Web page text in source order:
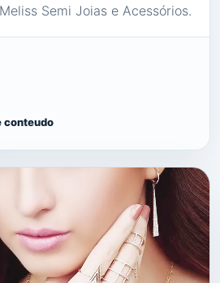
Semi Joias e Acessórios.
conteudo